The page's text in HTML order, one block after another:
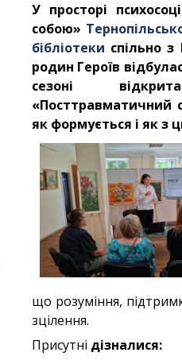
У просторі
собою»
бібліотеки спільно
родин Героїв
сезоні
«Посттравматичний
як формується і як з
що розуміння,
зцілення.
Присутні дізналися: